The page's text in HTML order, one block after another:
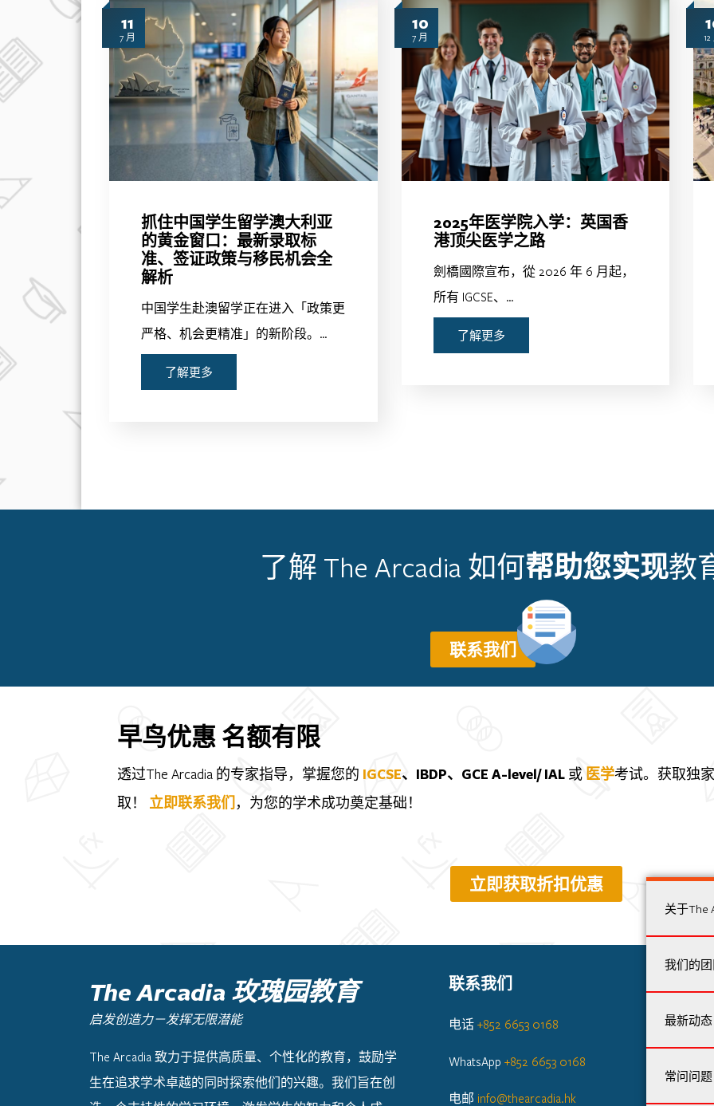
11
7 月
抓住中国学生留学澳大利亚
的黄金窗口：最新录取标
准、签证政策与移民机会全
解析
中国学生赴澳留学正在进入「政策更
严格、机会更精准」的新阶段。…
了解更多
10
7 月
2025年医学院入学：英国香
港顶尖医学之路
劍橋國際宣布，從 2026 年 6 月起，
所有 IGCSE、…
了解更多
了解 The Arcadia 如何帮助您实现教
联系我们
早鸟优惠 名额有限
透过The Arcadia 的专家指导，掌握您的 IGCSE、IBDP、GCE A-level/ IAL 或 医学考试。获取独
取！ 立即联系我们 ，为您的学术成功奠定基础！
立即获取折扣优惠
The Arcadia 玫瑰园教育
启发创造力－发挥无限潜能
The Arcadia 致力于提供高质量、个性化的教育，鼓励学
生在追求学术卓越的同时探索他们的兴趣。我们旨在创
联系我们
电话 +852 6653 0168
WhatsApp +852 6653 0168
电邮 info@thearcadia.hk
关于The
我们的
最新动态
常问问题